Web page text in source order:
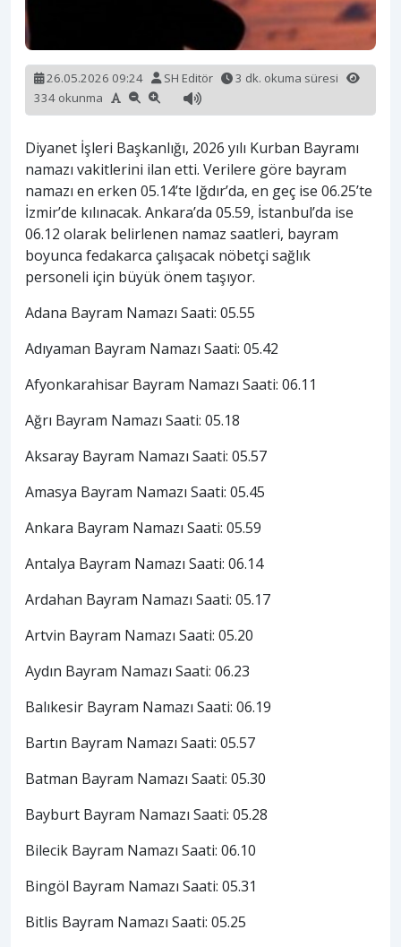
26.05.2026 09:24 SH Editör
3 dk. okuma süresi
334 okunma
Diyanet İşleri Başkanlığı, 2026 yılı Kurban Bayramı
namazı vakitlerini ilan etti. Verilere göre bayram
namazı en erken 05.14’te Iğdır’da, en geç ise 06.25’te
İzmir’de kılınacak. Ankara’da 05.59, İstanbul’da ise
06.12 olarak belirlenen namaz saatleri, bayram
boyunca fedakarca çalışacak nöbetçi sağlık
personeli için büyük önem taşıyor.
Adana Bayram Namazı Saati: 05.55
Adıyaman Bayram Namazı Saati: 05.42
Afyonkarahisar Bayram Namazı Saati: 06.11
Ağrı Bayram Namazı Saati: 05.18
Aksaray Bayram Namazı Saati: 05.57
Amasya Bayram Namazı Saati: 05.45
Ankara Bayram Namazı Saati: 05.59
Antalya Bayram Namazı Saati: 06.14
Ardahan Bayram Namazı Saati: 05.17
Artvin Bayram Namazı Saati: 05.20
Aydın Bayram Namazı Saati: 06.23
Balıkesir Bayram Namazı Saati: 06.19
Bartın Bayram Namazı Saati: 05.57
Batman Bayram Namazı Saati: 05.30
Bayburt Bayram Namazı Saati: 05.28
Bilecik Bayram Namazı Saati: 06.10
Bingöl Bayram Namazı Saati: 05.31
Bitlis Bayram Namazı Saati: 05.25